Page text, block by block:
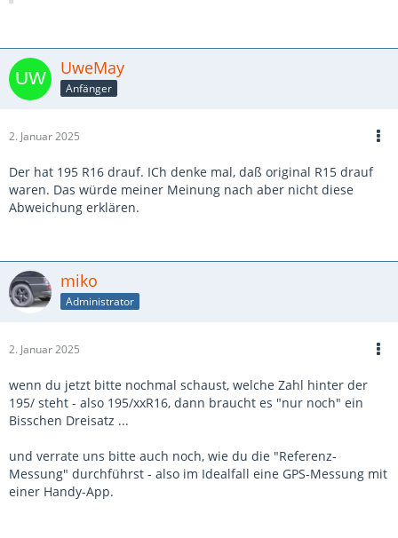
UweMay
Anfänger
2. Januar 2025
Der hat 195 R16 drauf. ICh denke mal, daß original R15 drauf
waren. Das würde meiner Meinung nach aber nicht diese
Abweichung erklären.
miko
Administrator
2. Januar 2025
wenn du jetzt bitte nochmal schaust, welche Zahl hinter der
195/ steht - also 195/xxR16, dann braucht es "nur noch" ein
Bisschen Dreisatz ...
und verrate uns bitte auch noch, wie du die "Referenz-
Messung" durchführst - also im Idealfall eine GPS-Messung mit
einer Handy-App.